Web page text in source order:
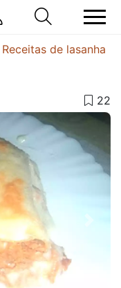
Receitas de lasanha